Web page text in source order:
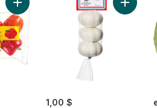
au panier
Ajouter Naturellement imparfaits
1,00 $
Ajouter